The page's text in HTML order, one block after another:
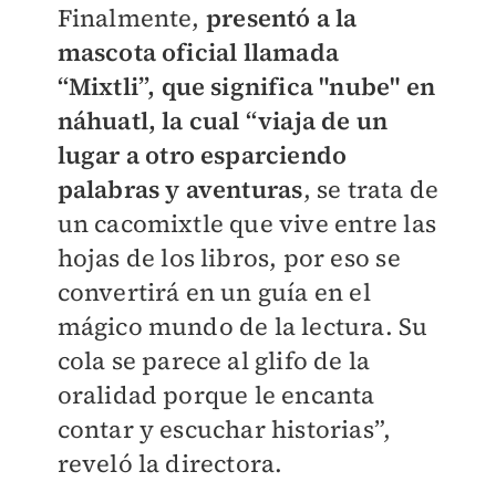
Finalmente, presentó a la
mascota oficial llamada
“Mixtli”, que significa "nube" en
náhuatl, la cual “viaja de un
lugar a otro esparciendo
palabras y aventuras, se trata de
un cacomixtle que vive entre las
hojas de los libros, por eso se
convertirá en un guía en el
mágico mundo de la lectura. Su
cola se parece al glifo de la
oralidad porque le encanta
contar y escuchar historias”,
reveló la directora.